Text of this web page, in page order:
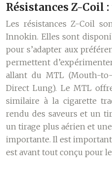
Résistances Z-Coil
Les résistances Z-Coil
Innokin. Elles sont
pour s’adapter aux
permettent
allant du MTL (Mouth-
Direct Lung). Le MTL
similaire à la cigarette
rendu des saveurs et un
un tirage plus aérien et
importante. Il est
est avant tout conçu pour